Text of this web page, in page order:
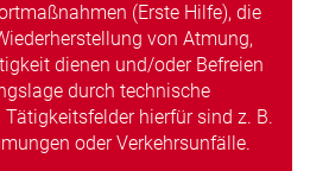
(Erste Hilfe), die
von Atmung,
dienen und/oder Befreien
durch technische
hierfür sind z. B.
oder Verkehrsunfälle.